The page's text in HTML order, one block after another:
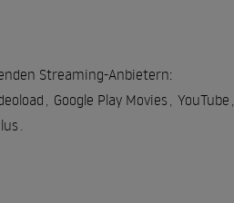
Streaming-Anbietern:
Google Play Movies YouTube